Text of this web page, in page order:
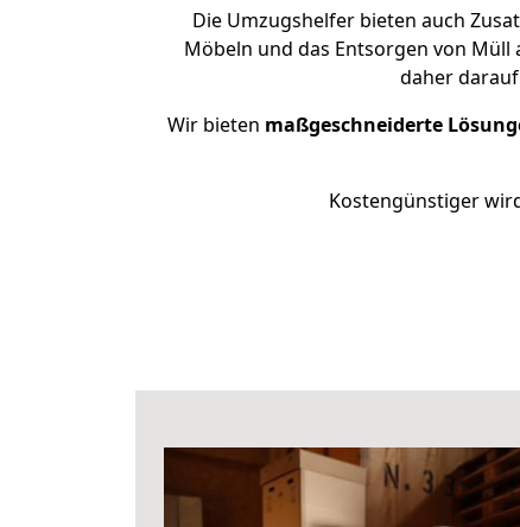
Die Umzugshelfer bieten auch
Möbeln und das Entsorgen von Müll
daher
Wir bieten maßgeschneiderte
Kostengünstiger